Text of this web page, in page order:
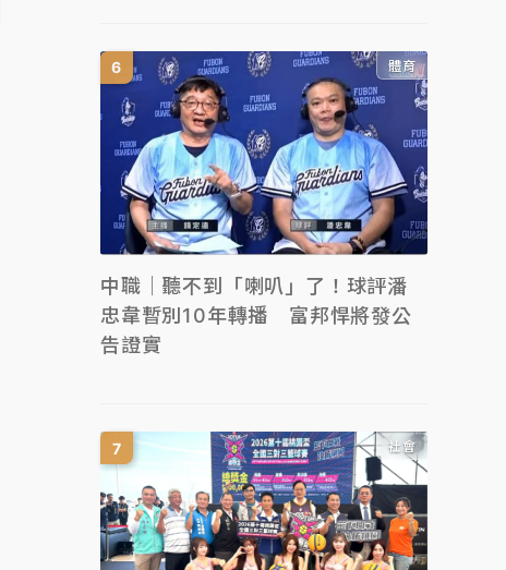
體育
中職｜聽不到「喇叭」了！球評潘
忠韋暫別10年轉播 富邦悍將發公
告證實
社會